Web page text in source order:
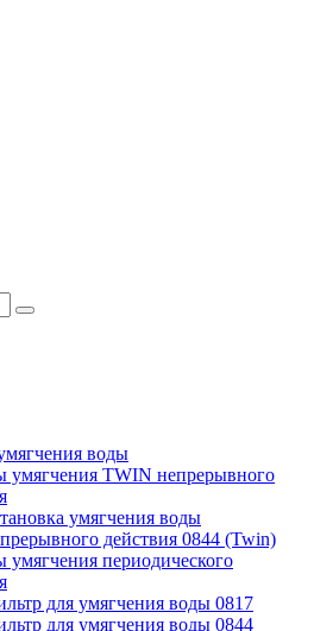
воды
умягчения TWIN непрерывного
умягчения воды
действия 0844 (Twin)
умягчения периодического
для умягчения воды 0817
для умягчения воды 0844